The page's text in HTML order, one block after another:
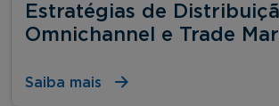
Estratégias de
Omnichannel e Trade
Saiba mais